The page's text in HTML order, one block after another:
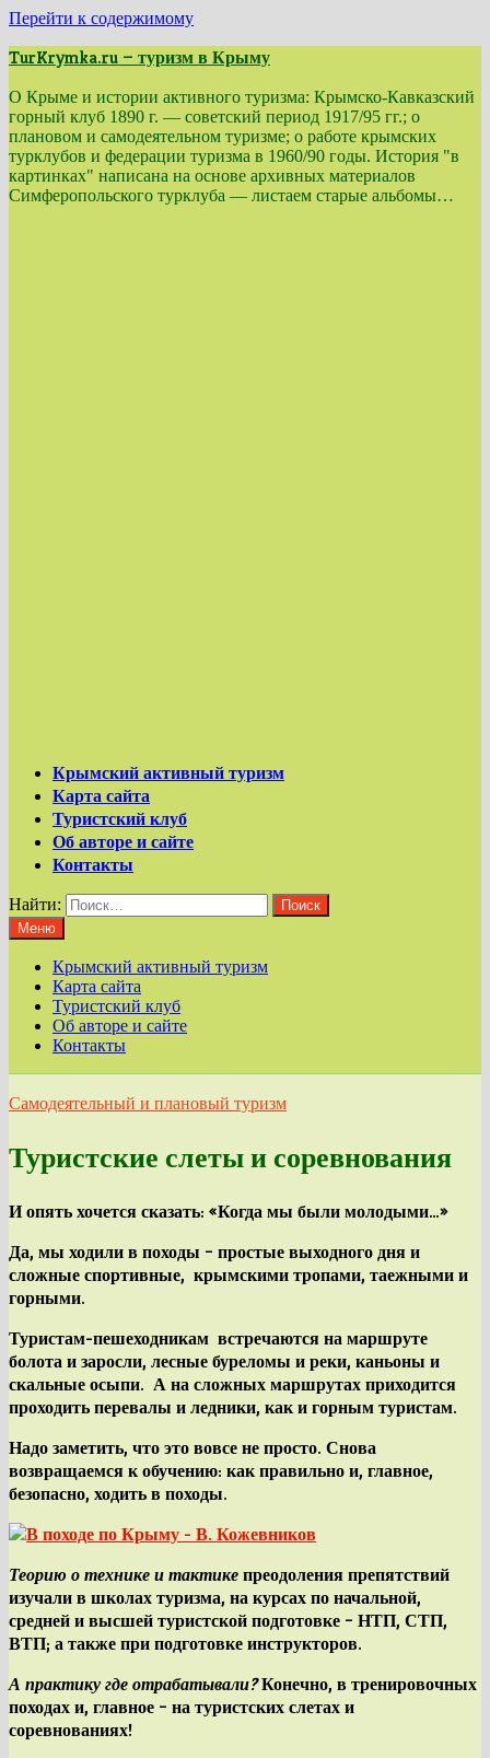
Перейти к содержимому
TurKrymka.ru — туризм в Крыму
О Крыме и истории активного туризма: Крымско-Кавказский
горный клуб 1890 г. — советский период 1917/95 гг.; о
плановом и самодеятельном туризме; о работе крымских
турклубов и федерации туризма в 1960/90 годы. История "в
картинках" написана на основе архивных материалов
Симферопольского турклуба — листаем старые альбомы…
Крымский активный туризм
Карта сайта
Туристский клуб
Об авторе и сайте
Контакты
Найти:
Меню
Крымский активный туризм
Карта сайта
Туристский клуб
Об авторе и сайте
Контакты
Самодеятельный и плановый туризм
Туристские слеты и соревнования
И опять хочется сказать: «Когда мы были молодыми…»
Да, мы ходили в походы – простые выходного дня и
сложные спортивные, крымскими тропами, таежными и
горными.
Туристам-пешеходникам встречаются на маршруте
болота и заросли, лесные буреломы и реки, каньоны и
скальные осыпи. А на сложных маршрутах приходится
проходить перевалы и ледники, как и горным туристам.
Надо заметить, что это вовсе не просто. Снова
возвращаемся к обучению: как правильно и, главное,
безопасно, ходить в походы.
Теорию о технике и тактикепреодоления препятствий
изучали в школах туризма, на курсах по начальной,
средней и высшей туристской подготовке – НТП, СТП,
ВТП; а также при подготовке инструкторов.
А практику где отрабатывали?Конечно, в тренировочных
походах и, главное – на туристских слетах и
соревнованиях!